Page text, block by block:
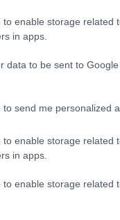
to enable storage related
in apps.
data to be sent to
send me personalized
enable storage related
in apps.
to enable storage related